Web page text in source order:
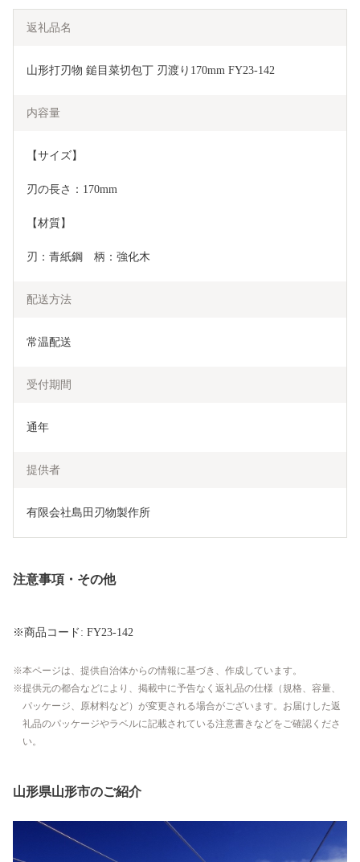
返礼品名
山形打刃物 鎚目菜切包丁 刃渡り170mm FY23-142
内容量
【サイズ】
刃の長さ：170mm
【材質】
刃：青紙鋼　柄：強化木
配送方法
常温配送
受付期間
通年
提供者
有限会社島田刃物製作所
注意事項・その他
※商品コード: FY23-142
本ページは、提供自治体からの情報に基づき、作成しています。
提供元の都合などにより、掲載中に予告なく返礼品の仕様（規格、容量、
パッケージ、原材料など）が変更される場合がございます。お届けした返
礼品のパッケージやラベルに記載されている注意書きなどをご確認くださ
い。
山形県山形市のご紹介